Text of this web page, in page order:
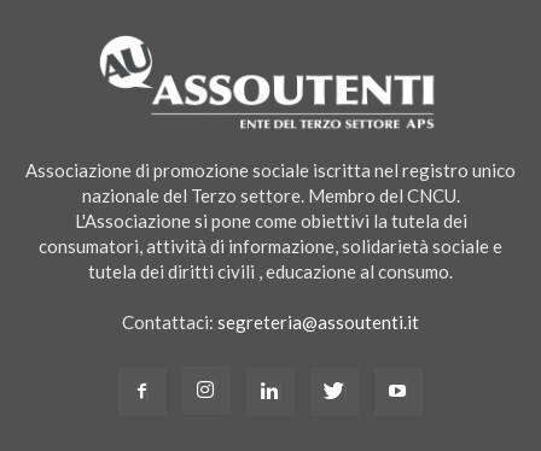
Associazione di promozione sociale iscritta nel registro unico
nazionale del Terzo settore. Membro del CNCU.
L'Associazione si pone come obiettivi la tutela dei
consumatori, attività di informazione, solidarietà sociale e
tutela dei diritti civili , educazione al consumo.
Contattaci: segreteria@assoutenti.it